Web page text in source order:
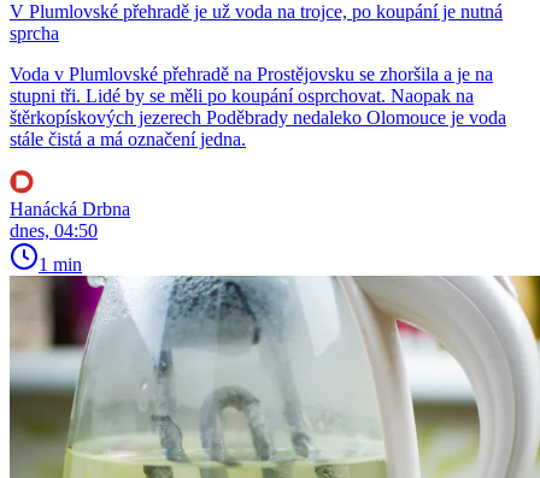
V Plumlovské přehradě je už voda na trojce, po koupání je nutná
sprcha
Voda v Plumlovské přehradě na Prostějovsku se zhoršila a je na
stupni tři. Lidé by se měli po koupání osprchovat. Naopak na
štěrkopískových jezerech Poděbrady nedaleko Olomouce je voda
stále čistá a má označení jedna.
Hanácká Drbna
dnes, 04:50
1 min